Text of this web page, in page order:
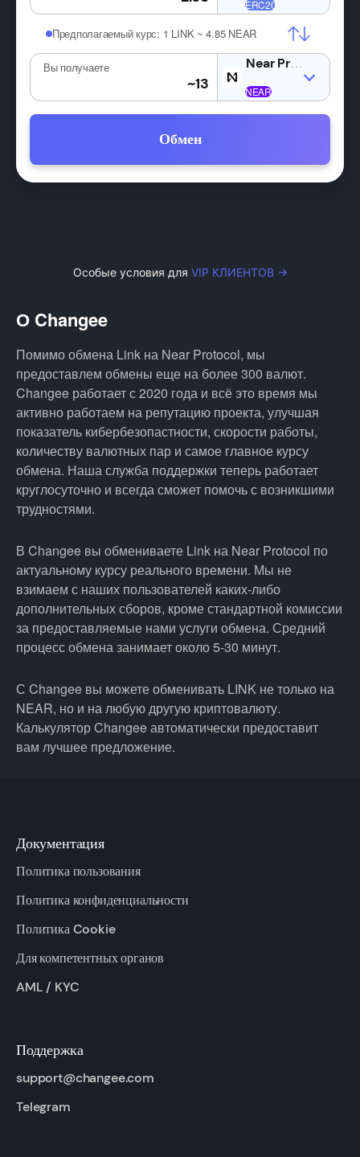
Предполагаемый курс: 1 LINK ~ 4.85 NEAR
Вы получаете
Обмен
Особые условия для VIP КЛИЕНТОВ →
О Changee
Помимо обмена Link на Near Protocol, мы
предоставлем обмены еще на более 300 валют.
Changee работает с 2020 года и всё это время мы
активно работаем на репутацию проекта, улучшая
показатель кибербезопастности, скорости работы,
количеству валютных пар и самое главное курсу
обмена. Наша служба поддержки теперь работает
круглосуточно и всегда сможет помочь с возникшими
трудностями.
В Changee вы обмениваете Link на Near Protocol по
актуальному курсу реального времени. Мы не
взимаем с наших пользователей каких-либо
дополнительных сборов, кроме стандартной комиссии
за предоставляемые нами услуги обмена. Средний
процесс обмена занимает около 5-30 минут.
С Changee вы можете обменивать LINK не только на
NEAR, но и на любую другую криптовалюту.
Калькулятор Changee автоматически предоставит
вам лучшее предложение.
Документация
Политика пользования
Политика конфиденциальности
Политика Cookie
Для компетентных органов
AML / KYC
Поддержка
support@changee.com
Telegram